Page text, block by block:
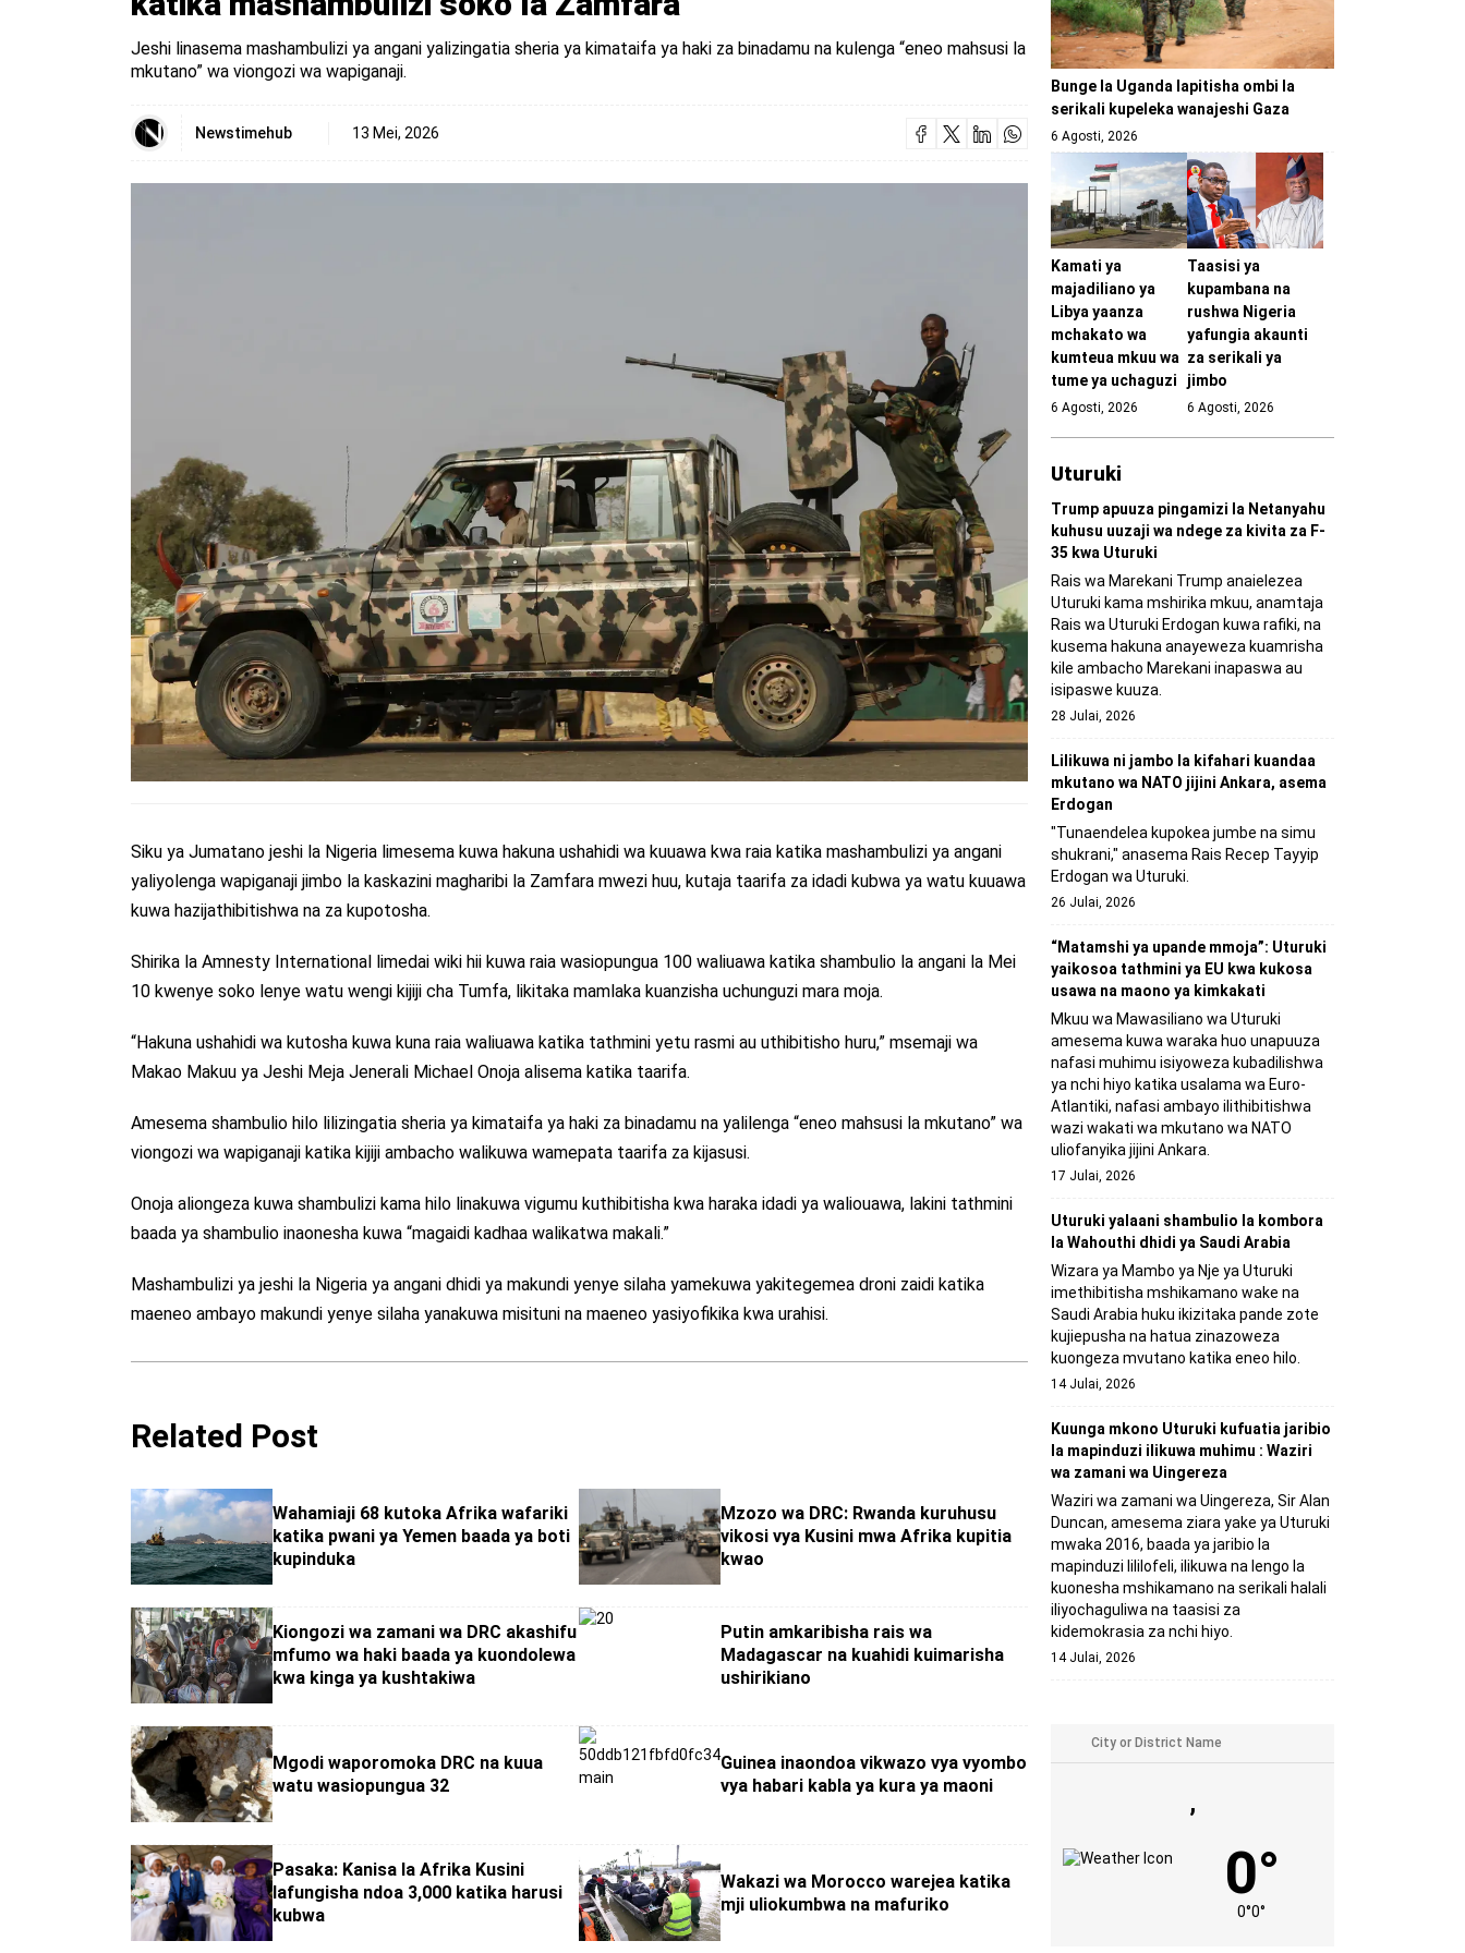
Jeshi linasema mashambulizi ya angani yalizingatia sheria ya kimataifa ya haki za binadamu na kulenga “eneo mahsusi la
mkutano” wa viongozi wa wapiganaji.
Newstimehub 13 Mei, 2026
Siku ya Jumatano jeshi la Nigeria limesema kuwa hakuna ushahidi wa kuuawa kwa raia katika mashambulizi ya angani
yaliyolenga wapiganaji jimbo la kaskazini magharibi la Zamfara mwezi huu, kutaja taarifa za idadi kubwa ya watu kuuawa
kuwa hazijathibitishwa na za kupotosha.
Shirika la Amnesty International limedai wiki hii kuwa raia wasiopungua 100 waliuawa katika shambulio la angani la Mei
10 kwenye soko lenye watu wengi kijiji cha Tumfa, likitaka mamlaka kuanzisha uchunguzi mara moja.
“Hakuna ushahidi wa kutosha kuwa kuna raia waliuawa katika tathmini yetu rasmi au uthibitisho huru,” msemaji wa
Makao Makuu ya Jeshi Meja Jenerali Michael Onoja alisema katika taarifa.
Amesema shambulio hilo lilizingatia sheria ya kimataifa ya haki za binadamu na yalilenga “eneo mahsusi la mkutano” wa
viongozi wa wapiganaji katika kijiji ambacho walikuwa wamepata taarifa za kijasusi.
Onoja aliongeza kuwa shambulizi kama hilo linakuwa vigumu kuthibitisha kwa haraka idadi ya waliouawa, lakini tathmini
baada ya shambulio inaonesha kuwa “magaidi kadhaa walikatwa makali.”
Mashambulizi ya jeshi la Nigeria ya angani dhidi ya makundi yenye silaha yamekuwa yakitegemea droni zaidi katika
maeneo ambayo makundi yenye silaha yanakuwa misituni na maeneo yasiyofikika kwa urahisi.
Related Post
Wahamiaji 68 kutoka Afrika wafariki
katika pwani ya Yemen baada ya boti
kupinduka
Mzozo wa DRC: Rwanda kuruhusu
vikosi vya Kusini mwa Afrika kupitia
kwao
Kiongozi wa zamani wa DRC akashifu
mfumo wa haki baada ya kuondolewa
kwa kinga ya kushtakiwa
Putin amkaribisha rais wa
Madagascar na kuahidi kuimarisha
ushirikiano
Mgodi waporomoka DRC na kuua
watu wasiopungua 32
Guinea inaondoa vikwazo vya vyombo
vya habari kabla ya kura ya maoni
Pasaka: Kanisa la Afrika Kusini
lafungisha ndoa 3,000 katika harusi
kubwa
Wakazi wa Morocco warejea katika
mji uliokumbwa na mafuriko
Bunge la Uganda lapitisha ombi la
serikali kupeleka wanajeshi Gaza
6 Agosti, 2026
Kamati ya
majadiliano ya
Libya yaanza
mchakato wa
kumteua mkuu wa
tume ya uchaguzi
6 Agosti, 2026
Taasisi ya
kupambana na
rushwa Nigeria
yafungia akaunti
za serikali ya
jimbo
6 Agosti, 2026
Uturuki
Trump apuuza pingamizi la Netanyahu
kuhusu uuzaji wa ndege za kivita za F-
35 kwa Uturuki
Rais wa Marekani Trump anaielezea
Uturuki kama mshirika mkuu, anamtaja
Rais wa Uturuki Erdogan kuwa rafiki, na
kusema hakuna anayeweza kuamrisha
kile ambacho Marekani inapaswa au
isipaswe kuuza.
28 Julai, 2026
Lilikuwa ni jambo la kifahari kuandaa
mkutano wa NATO jijini Ankara, asema
Erdogan
"Tunaendelea kupokea jumbe na simu
shukrani," anasema Rais Recep Tayyip
Erdogan wa Uturuki.
26 Julai, 2026
“Matamshi ya upande mmoja”: Uturuki
yaikosoa tathmini ya EU kwa kukosa
usawa na maono ya kimkakati
Mkuu wa Mawasiliano wa Uturuki
amesema kuwa waraka huo unapuuza
nafasi muhimu isiyoweza kubadilishwa
ya nchi hiyo katika usalama wa Euro-
Atlantiki, nafasi ambayo ilithibitishwa
wazi wakati wa mkutano wa NATO
uliofanyika jijini Ankara.
17 Julai, 2026
Uturuki yalaani shambulio la kombora
la Wahouthi dhidi ya Saudi Arabia
Wizara ya Mambo ya Nje ya Uturuki
imethibitisha mshikamano wake na
Saudi Arabia huku ikizitaka pande zote
kujiepusha na hatua zinazoweza
kuongeza mvutano katika eneo hilo.
14 Julai, 2026
Kuunga mkono Uturuki kufuatia jaribio
la mapinduzi ilikuwa muhimu : Waziri
wa zamani wa Uingereza
Waziri wa zamani wa Uingereza, Sir Alan
Duncan, amesema ziara yake ya Uturuki
mwaka 2016, baada ya jaribio la
mapinduzi lililofeli, ilikuwa na lengo la
kuonesha mshikamano na serikali halali
iliyochaguliwa na taasisi za
kidemokrasia za nchi hiyo.
14 Julai, 2026
,
0°
0°0°